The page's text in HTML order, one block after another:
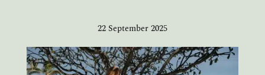
22 September 2025